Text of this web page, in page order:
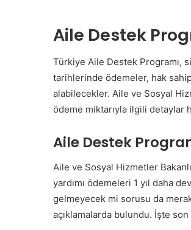
Aile Destek
Türkiye Aile Destek Programı,
tarihlerinde ödemeler, hak
alabilecekler. Aile ve Sosyal
ödeme miktarıyla ilgili detaylar
Aile Destek
Aile ve Sosyal Hizmetler
yardımı ödemeleri 1 yıl daha
gelmeyecek mi sorusu da
açıklamalarda bulundu. İşte